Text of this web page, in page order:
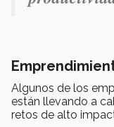
Algunos de los
están llevando a
retos de alto